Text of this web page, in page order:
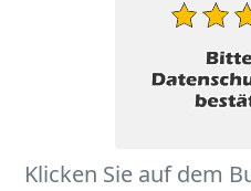
Klicken Sie auf dem